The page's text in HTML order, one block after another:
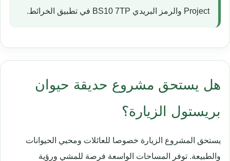
Project والرمز البريدي BS10 7TP في تطبيق الخرائط.
هل يستحق مشروع حديقة حيوان
بريستول الزيارة؟
يستحق المشروع الزيارة خصوصا للعائلات ومحبي الحيوانات
والطبيعة. توفر المساحات الواسعة فرصة للمشي ورؤية